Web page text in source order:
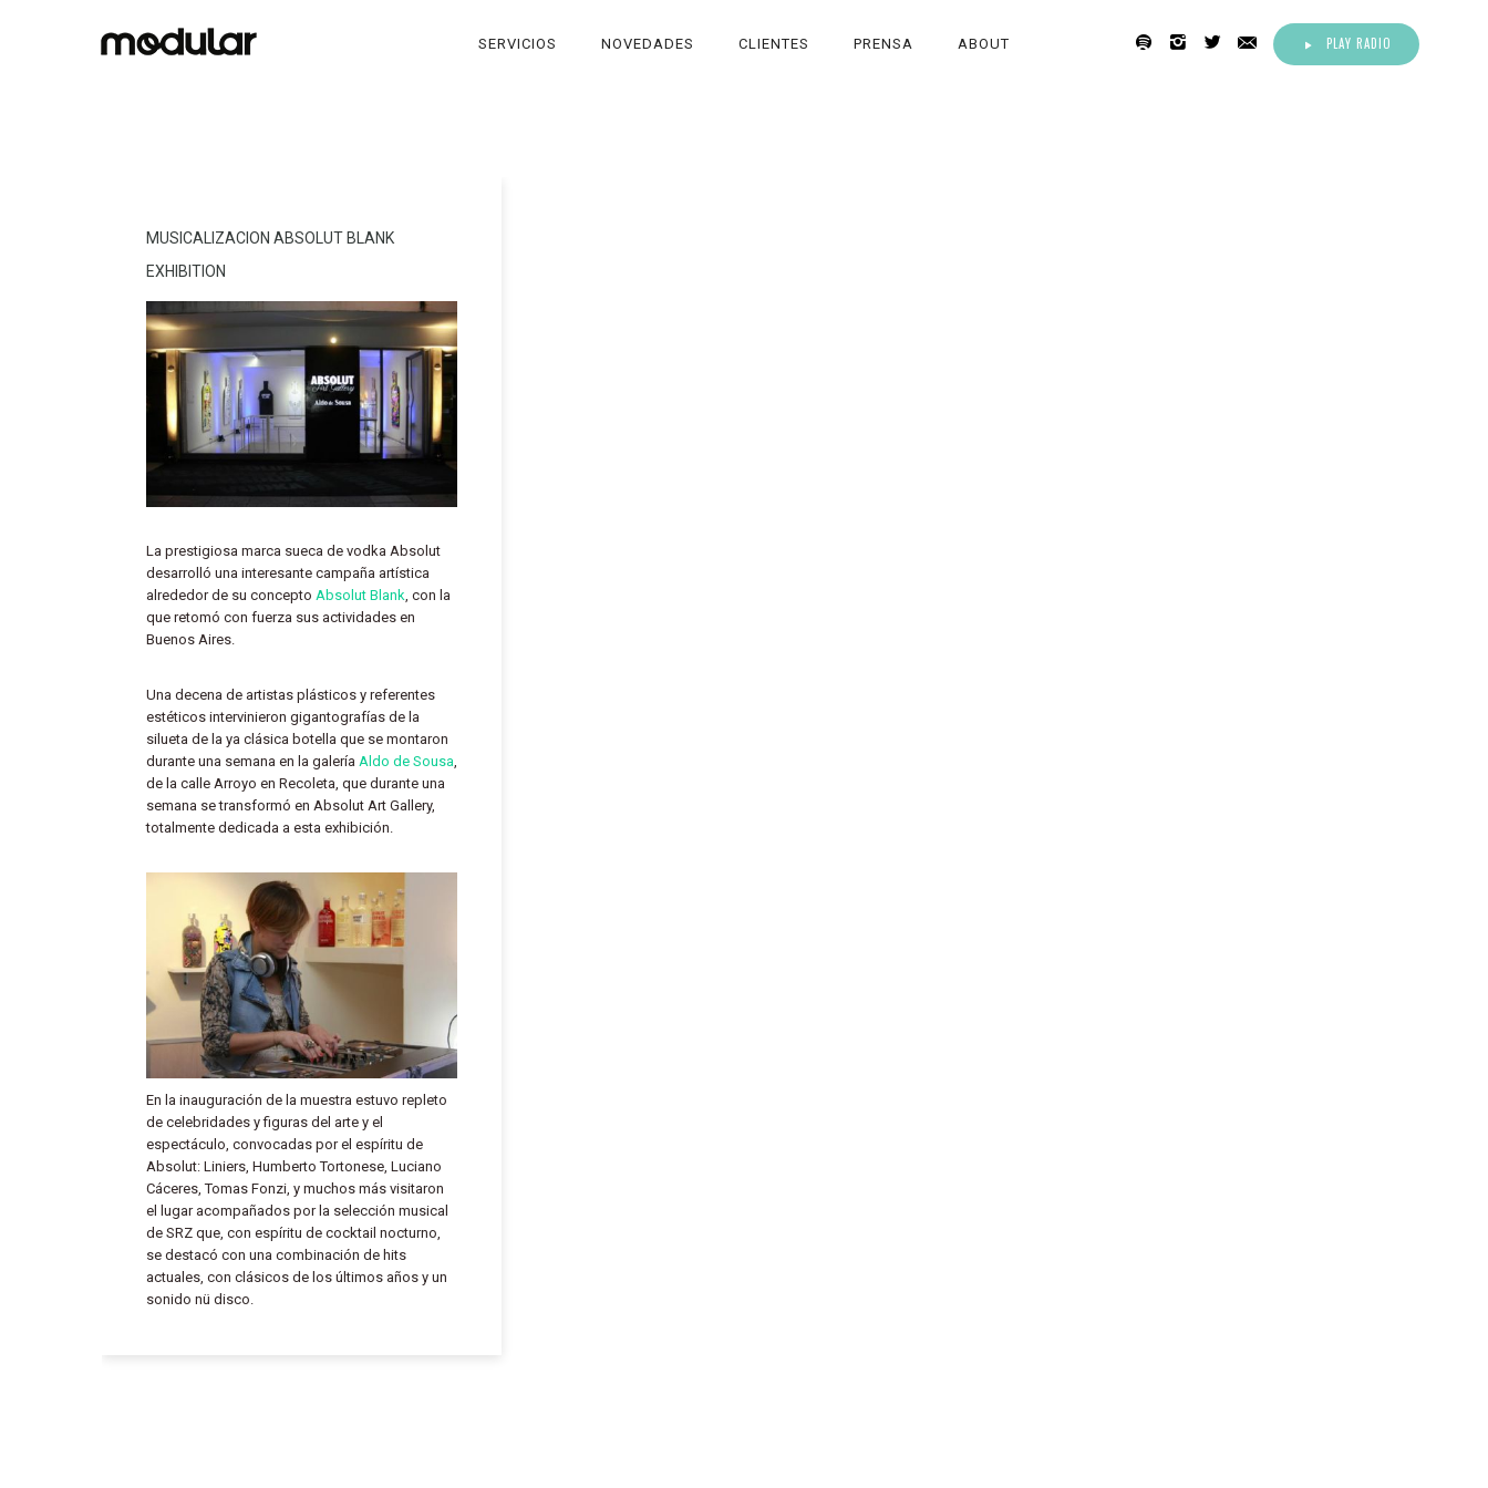
PLAY RADIO
SERVICIOS NOVEDADES CLIENTES PRENSA ABOUT
MUSICALIZACION ABSOLUT BLANK
EXHIBITION
La prestigiosa marca sueca de vodka Absolut
desarrolló una interesante campaña artística
alrededor de su concepto Absolut Blank , con la
que retomó con fuerza sus actividades en
Buenos Aires.
Una decena de artistas plásticos y referentes
estéticos intervinieron gigantografías de la
silueta de la ya clásica botella que se montaron
durante una semana en la galería Aldo de Sousa
de la calle Arroyo en Recoleta, que durante una
semana se transformó en Absolut Art Gallery,
totalmente dedicada a esta exhibición.
En la inauguración de la muestra estuvo repleto
de celebridades y figuras del arte y el
espectáculo, convocadas por el espíritu de
Absolut: Liniers, Humberto Tortonese, Luciano
Cáceres, Tomas Fonzi, y muchos más visitaron
el lugar acompañados por la selección musical
de SRZ que, con espíritu de cocktail nocturno,
se destacó con una combinación de hits
actuales, con clásicos de los últimos años y un
sonido nü disco.